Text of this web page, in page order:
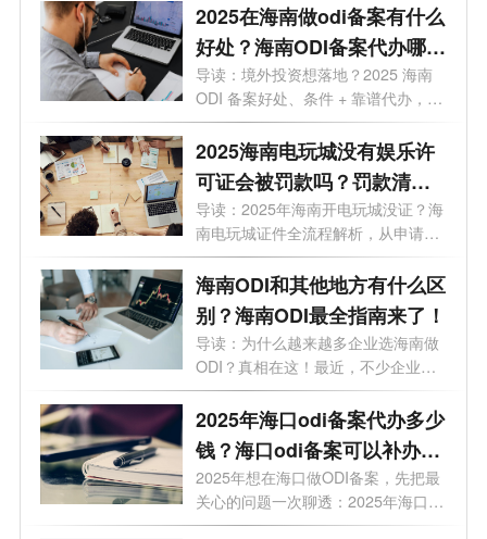
2025在海南做odi备案有什么
好处？海南ODI备案代办哪家
靠谱？一文了解
导读：境外投资想落地？2025 海南
ODI 备案好处、条件 + 靠谱代办，全
给你整...
2025海南电玩城没有娱乐许
可证会被罚款吗？罚款清单
+避坑指南
导读：2025年海南开电玩城没证？海
南电玩城证件全流程解析，从申请到
拿证...
海南ODI和其他地方有什么区
别？海南ODI最全指南来了！
导读：为什么越来越多企业选海南做
ODI？真相在这！最近，不少企业老
板正在...
2025年海口odi备案代办多少
钱？海口odi备案可以补办
吗？
2025年想在海口做ODI备案，先把最
关心的问题一次聊透：2025年海口
odi备案对企...